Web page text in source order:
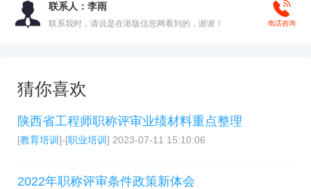
联系人：李雨
联系我时，请说是在港版信息网看到的，谢谢！ 电话咨询
猜你喜欢
陕西省工程师职称评审业绩材料重点整理
[教育培训 ]-[职业培训 ] 2023-07-11 15:10:06
2022年职称评审条件政策新体会